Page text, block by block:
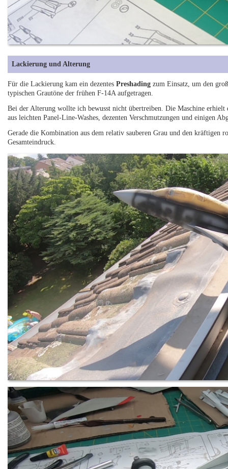
Lackierung und Alterung
Für die Lackierung kam ein dezentesPreshading zum Einsatz, um den
typischen Grautöne der frühen F-14A aufgetragen.
Bei der Alterung wollte ich bewusst nicht übertreiben. Die Maschine
aus leichten Panel-Line-Washes, dezenten Verschmutzungen und einigen
Gerade die Kombination aus dem relativ sauberen Grau und den kräftigen
Gesamteindruck.